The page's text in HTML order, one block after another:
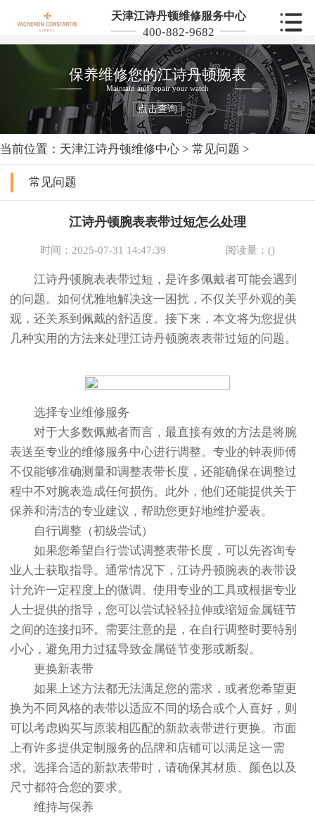
天津江诗丹顿维修服务中心
400-882-9682
保养维修您的江诗丹顿腕表
Maintain and repair your watch
点击查询
当前位置： 天津江诗丹顿维修中心 > 常见问题 >
常见问题
江诗丹顿腕表表带过短怎么处理
时间：2025-07-31 14:47:39 阅读量：()
江诗丹顿腕表表带过短，是许多佩戴者可能会遇到
的问题。如何优雅地解决这一困扰，不仅关乎外观的美
观，还关系到佩戴的舒适度。接下来，本文将为您提供
几种实用的方法来处理江诗丹顿腕表表带过短的问题。
选择专业维修服务
对于大多数佩戴者而言，最直接有效的方法是将腕
表送至专业的维修服务中心进行调整。专业的钟表师傅
不仅能够准确测量和调整表带长度，还能确保在调整过
程中不对腕表造成任何损伤。此外，他们还能提供关于
保养和清洁的专业建议，帮助您更好地维护爱表。
自行调整（初级尝试）
如果您希望自行尝试调整表带长度，可以先咨询专
业人士获取指导。通常情况下，江诗丹顿腕表的表带设
计允许一定程度上的微调。使用专业的工具或根据专业
人士提供的指导，您可以尝试轻轻拉伸或缩短金属链节
之间的连接扣环。需要注意的是，在自行调整时要特别
小心，避免用力过猛导致金属链节变形或断裂。
更换新表带
如果上述方法都无法满足您的需求，或者您希望更
换为不同风格的表带以适应不同的场合或个人喜好，则
可以考虑购买与原装相匹配的新款表带进行更换。市面
上有许多提供定制服务的品牌和店铺可以满足这一需
求。选择合适的新款表带时，请确保其材质、颜色以及
尺寸都符合您的要求。
维持与保养